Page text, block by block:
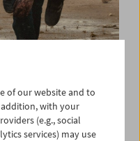
Museum
of our website and to
with your
(e.g., social
services) may use